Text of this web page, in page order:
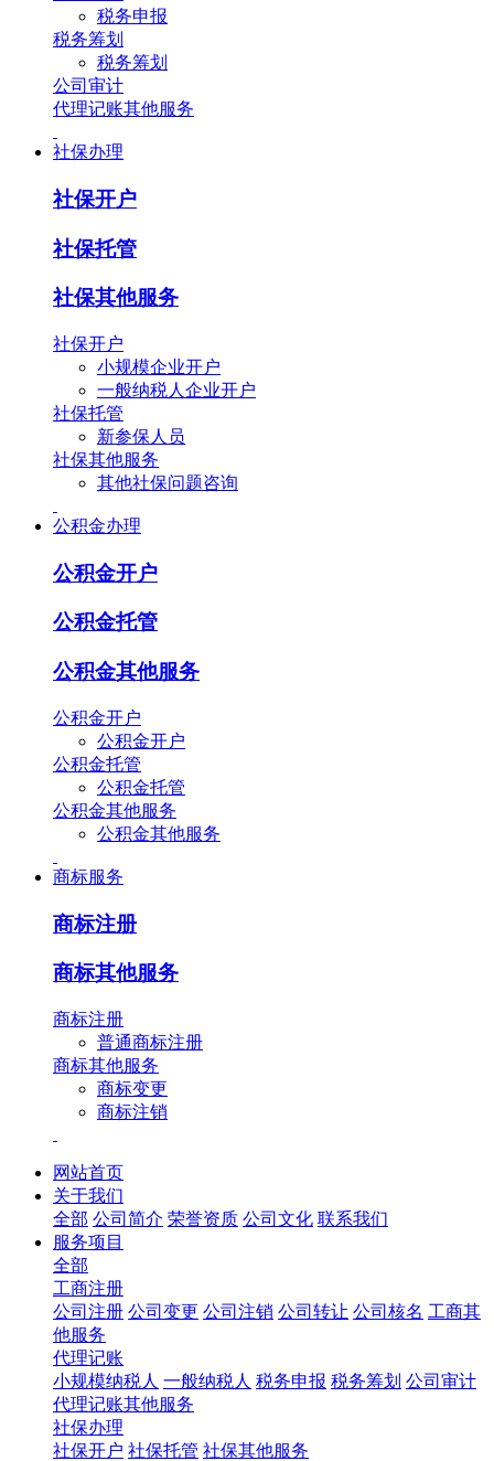
税务申报
税务筹划
税务筹划
公司审计
代理记账其他服务
社保办理
社保开户
社保托管
社保其他服务
社保开户
小规模企业开户
一般纳税人企业开户
社保托管
新参保人员
社保其他服务
其他社保问题咨询
公积金办理
公积金开户
公积金托管
公积金其他服务
公积金开户
公积金开户
公积金托管
公积金托管
公积金其他服务
公积金其他服务
商标服务
商标注册
商标其他服务
商标注册
普通商标注册
商标其他服务
商标变更
商标注销
网站首页
关于我们
全部 公司简介 荣誉资质 公司文化 联系我们
服务项目
全部
工商注册
公司注册 公司变更 公司注销 公司转让 公司核名 工商其
他服务
代理记账
小规模纳税人 一般纳税人 税务申报 税务筹划 公司审计
代理记账其他服务
社保办理
社保开户 社保托管 社保其他服务